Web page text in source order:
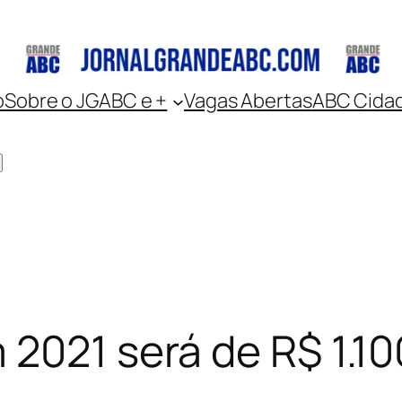
Sobre o JGABC e + Vagas AbertasABC
será de R$